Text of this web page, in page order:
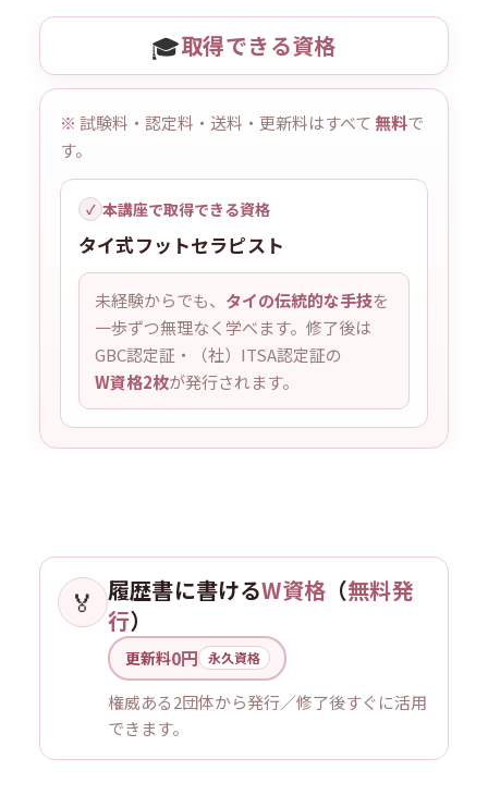
🎓取得できる資格
※ 試験料・認定料・送料・更新料はすべて 無料で
す。
✓ 本講座で取得できる資格
タイ式フットセラピスト
未経験からでも、 タイの伝統的な手技を
一歩ずつ無理なく学べます。修了後は
GBC認定証・（社）ITSA認定証の
W資格2枚が発行されます。
🏅 履歴書に書けるW資格 （無料発
行）
更新料0円 永久資格
権威ある2団体から発行／修了後すぐに活用
できます。